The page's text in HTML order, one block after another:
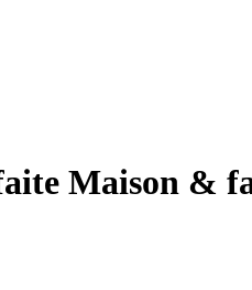
Maison &